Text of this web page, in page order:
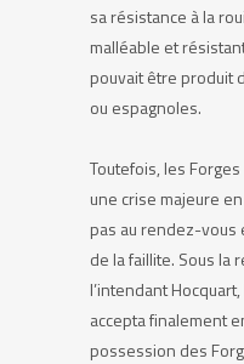
sa résistance à la
malléable et
pouvait être produit
ou espagnoles.
Toutefois, les
une crise majeure
pas au rendez-vous
de la faillite. Sous la
l’intendant
accepta finalement
possession des